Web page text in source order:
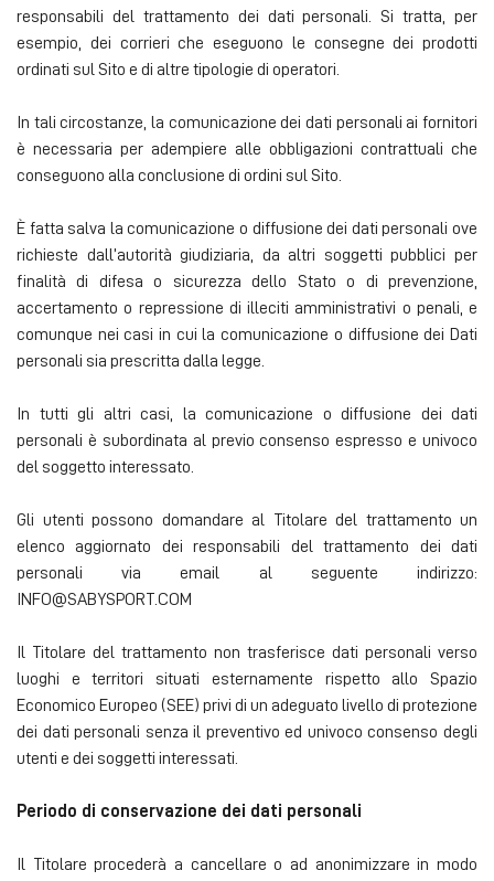
responsabili del trattamento dei dati personali. Si tratta, per
esempio, dei corrieri che eseguono le consegne dei prodotti
ordinati sul Sito e di altre tipologie di operatori.
In tali circostanze, la comunicazione dei dati personali ai fornitori
è necessaria per adempiere alle obbligazioni contrattuali che
conseguono alla conclusione di ordini sul Sito.
È fatta salva la comunicazione o diffusione dei dati personali ove
richieste dall’autorità giudiziaria, da altri soggetti pubblici per
finalità di difesa o sicurezza dello Stato o di prevenzione,
accertamento o repressione di illeciti amministrativi o penali, e
comunque nei casi in cui la comunicazione o diffusione dei Dati
personali sia prescritta dalla legge.
In tutti gli altri casi, la comunicazione o diffusione dei dati
personali è subordinata al previo consenso espresso e univoco
del soggetto interessato.
Gli utenti possono domandare al Titolare del trattamento un
elenco aggiornato dei responsabili del trattamento dei dati
personali via email al seguente indirizzo:
INFO@SABYSPORT.COM
Il Titolare del trattamento non trasferisce dati personali verso
luoghi e territori situati esternamente rispetto allo Spazio
Economico Europeo (SEE) privi di un adeguato livello di protezione
dei dati personali senza il preventivo ed univoco consenso degli
utenti e dei soggetti interessati.
Periodo di conservazione dei dati personali
Il Titolare procederà a cancellare o ad anonimizzare in modo